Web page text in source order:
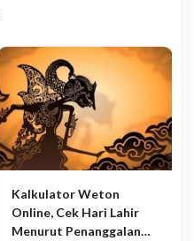
Kalkulator Weton
Online, Cek Hari Lahir
Menurut Penanggalan